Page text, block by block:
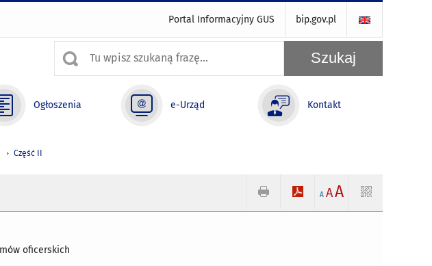
Portal Informacyjny GUS bip.gov.pl
Ogłoszenia e-Urząd Kontakt
Część II
A AA
oficerskich